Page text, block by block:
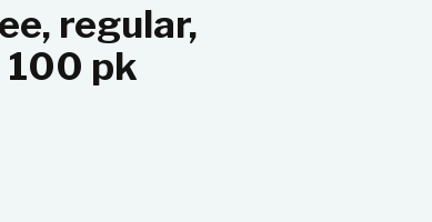
regular,
pk